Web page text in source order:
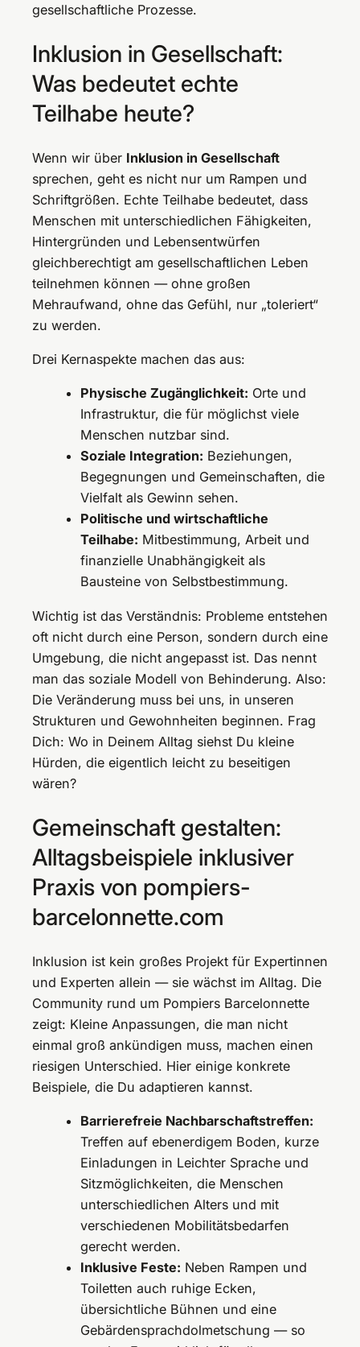
gesellschaftliche Prozesse.
Inklusion in Gesellschaft:
Was bedeutet echte
Teilhabe heute?
Wenn wir über Inklusion in Gesellschaft
sprechen, geht es nicht nur um Rampen und
Schriftgrößen. Echte Teilhabe bedeutet, dass
Menschen mit unterschiedlichen Fähigkeiten,
Hintergründen und Lebensentwürfen
gleichberechtigt am gesellschaftlichen Leben
teilnehmen können — ohne großen
Mehraufwand, ohne das Gefühl, nur „toleriert“
zu werden.
Drei Kernaspekte machen das aus:
Physische Zugänglichkeit: Orte und
Infrastruktur, die für möglichst viele
Menschen nutzbar sind.
Soziale Integration: Beziehungen,
Begegnungen und Gemeinschaften, die
Vielfalt als Gewinn sehen.
Politische und wirtschaftliche
Teilhabe: Mitbestimmung, Arbeit und
finanzielle Unabhängigkeit als
Bausteine von Selbstbestimmung.
Wichtig ist das Verständnis: Probleme entstehen
oft nicht durch eine Person, sondern durch eine
Umgebung, die nicht angepasst ist. Das nennt
man das soziale Modell von Behinderung. Also:
Die Veränderung muss bei uns, in unseren
Strukturen und Gewohnheiten beginnen. Frag
Dich: Wo in Deinem Alltag siehst Du kleine
Hürden, die eigentlich leicht zu beseitigen
wären?
Gemeinschaft gestalten:
Alltagsbeispiele inklusiver
Praxis von pompiers-
barcelonnette.com
Inklusion ist kein großes Projekt für Expertinnen
und Experten allein — sie wächst im Alltag. Die
Community rund um Pompiers Barcelonnette
zeigt: Kleine Anpassungen, die man nicht
einmal groß ankündigen muss, machen einen
riesigen Unterschied. Hier einige konkrete
Beispiele, die Du adaptieren kannst.
Barrierefreie Nachbarschaftstreffen:
Treffen auf ebenerdigem Boden, kurze
Einladungen in Leichter Sprache und
Sitzmöglichkeiten, die Menschen
unterschiedlichen Alters und mit
verschiedenen Mobilitätsbedarfen
gerecht werden.
Inklusive Feste: Neben Rampen und
Toiletten auch ruhige Ecken,
übersichtliche Bühnen und eine
Gebärdensprachdolmetschung — so